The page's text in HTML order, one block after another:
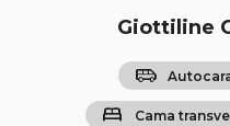
Giottiline
airport_shuttle
bed Cama